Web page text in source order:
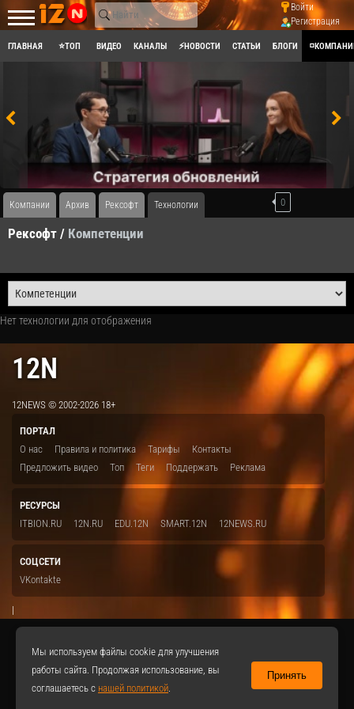
Войти
Регистрация
ГЛАВНАЯ ⭐ТОП ВИДЕО КАНАЛЫ ⚡НОВОСТИ СТАТЬИ БЛОГИ
Компании Архив Рексофт Технологии
Рексофт / Компетенции
0
Нет технологии для отображения
12N
12NEWS © 2002-2026 18+
ПОРТАЛ
О нас
Правила и политика Тарифы
Контакты
Предложить видео
Топ Теги Поддержать Реклама
РЕСУРСЫ
ITBION.RU
12N.RU EDU.12N SMART.12N 12NEWS.RU
СОЦСЕТИ
VKontakte
|
Мы используем файлы cookie для улучшения
работы сайта. Продолжая использование, вы
соглашаетесь с нашей политикой.
Принять